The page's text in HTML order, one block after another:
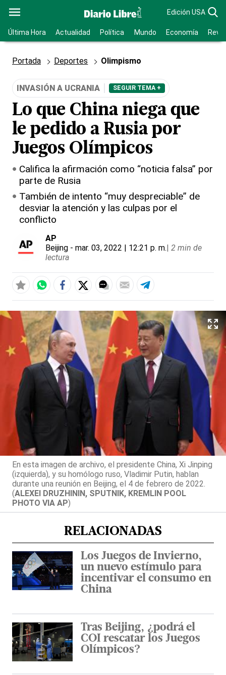
Edición USA
Última Hora Actualidad Política Mundo Economía
Portada Deportes Olimpismo
INVASIÓN A UCRANIA SEGUIR TEMA +
Lo que China niega que
le pedido a Rusia por
Juegos Olímpicos
Califica la afirmación como “noticia falsa” por
parte de Rusia
También de intento “muy despreciable” de
desviar la atención y las culpas por el
conflicto
AP
Beijing - mar. 03, 2022 | 12:21 p. m.| 2 min de
lectura
En esta imagen de archivo, el presidente China, Xi Jinping
(izquierda), y su homólogo ruso, Vladimir Putin, hablan
durante una reunión en Beijing, el 4 de febrero de 2022.
(ALEXEI DRUZHININ, SPUTNIK, KREMLIN POOL
PHOTO VIA AP)
RELACIONADAS
Los Juegos de Invierno,
un nuevo estímulo para
incentivar el consumo en
China
Tras Beijing, ¿podrá el
COI rescatar los Juegos
Olímpicos?